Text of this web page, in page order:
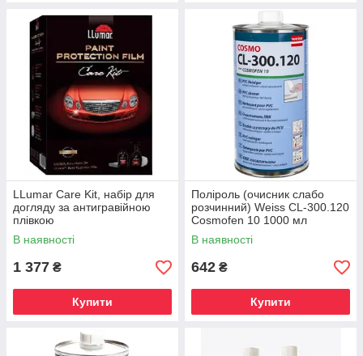
LLumar Care Kit, набір для
догляду за антигравійною
плівкою
В наявності
1 377 ₴
Купити
Поліроль (очисник слабо
розчинний) Weiss CL-300.120
Cosmofen 10 1000 мл
В наявності
642 ₴
Купити